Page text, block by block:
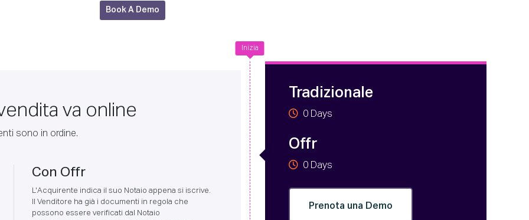
Book A Demo
Inizia
va online
sono in ordine.
Con Offr
L'Acquirente indica il suo Notaio appena si iscrive.
Il Venditore ha già i documenti in regola che
possono essere verificati dal Notaio
Tradizionale
0 Days
Offr
0 Days
Prenota una Demo